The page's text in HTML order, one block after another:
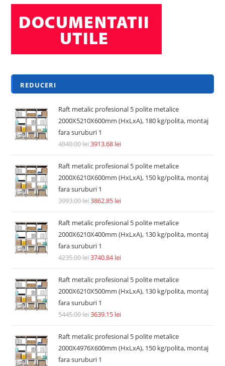
REDUCERI
Raft metalic profesional 5 polite metalice
2000X5210X600mm (HxLxA), 180 kg/polita, montaj
fara suruburi 1
4840.00lei3913.68 lei
Raft metalic profesional 5 polite metalice
2000X6210X600mm (HxLxA), 150 kg/polita, montaj
fara suruburi 1
3993.00lei3862.85 lei
Raft metalic profesional 5 polite metalice
2000X6210X400mm (HxLxA), 130 kg/polita, montaj
fara suruburi 1
4235.00lei3740.84lei
Raft metalic profesional 5 polite metalice
2000X6210X500mm (HxLxA), 130 kg/polita, montaj
fara suruburi 1
5445.00lei3639.15 lei
Raft metalic profesional 5 polite metalice
2000X4976X600mm (HxLxA), 150 kg/polita, montaj
fara suruburi 1